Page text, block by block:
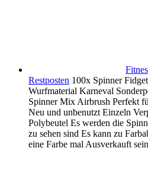
Restposten 100x Spinner
Wurfmaterial Karneval
Spinner Mix Airbrush Perfekt
Neu und unbenutzt Einzeln
Polybeutel Es werden die
zu sehen sind Es kann zu
eine Farbe mal Ausverkauft